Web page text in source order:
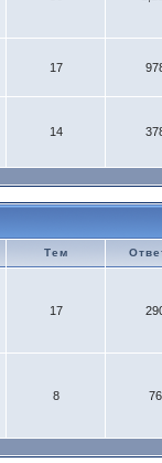
17
14
Тем
17
8 76